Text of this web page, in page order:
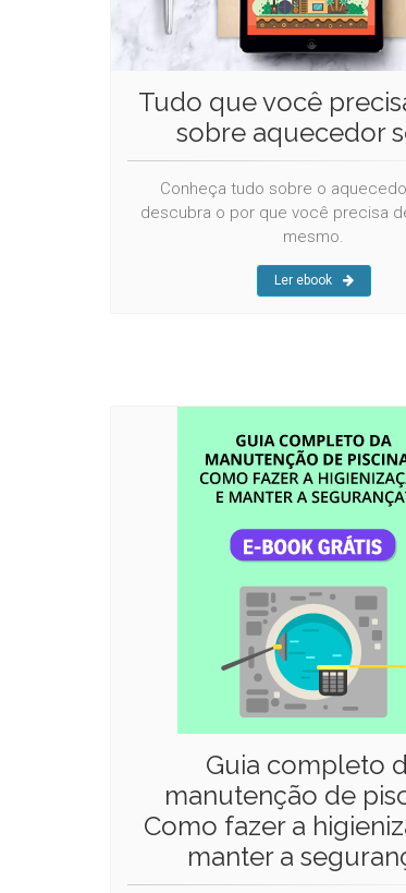
Tudo que você
sobre aquecedor
Conheça tudo sobre o
descubra o por que você precisa
mesmo.
Ler ebook
Guia completo
manutenção de
Como fazer a
manter a